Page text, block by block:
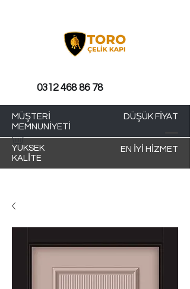
MÜŞTERİ
MEMNUNİYETİ
DÜŞÜK FİYAT
YÜKSEK
KALİTE
EN İYİ HİZMET
0312 468 86 78